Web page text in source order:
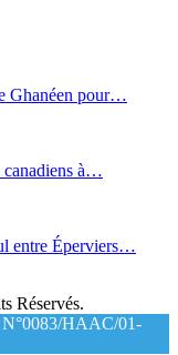
Ghanéen pour…
canadiens à…
entre Éperviers…
Réservés.
HAAC/01-